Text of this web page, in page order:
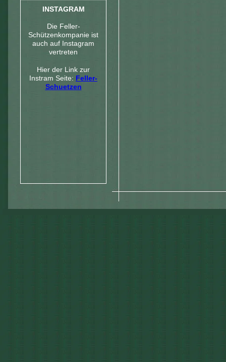
INSTAGRAM
Die Feller-
Schützenkompanie ist
auch auf Instagram
vertreten
Hier der Link zur
Instram Seite: Feller-
Schuetzen